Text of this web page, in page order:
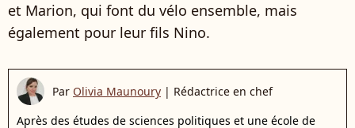
et Marion, qui font du vélo ensemble, mais
également pour leur fils Nino.
Par Olivia Maunoury | Rédactrice en chef
Après des études de sciences politiques et une école de